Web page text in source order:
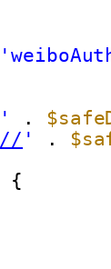
' .
' .
{